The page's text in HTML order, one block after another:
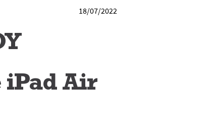
18/07/2022
iPad Air